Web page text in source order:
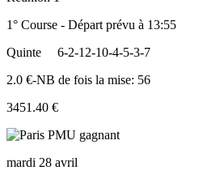
1° Course - Départ prévu à 13:55
Quinte
6-2-12-10-4-5-3-7
2.0 €-NB de fois la mise: 56
3451.40 €
mardi 28 avril